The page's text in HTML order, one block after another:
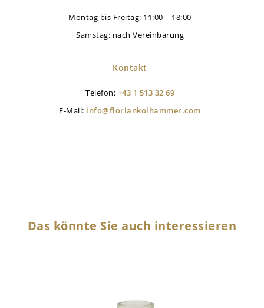
Montag bis Freitag: 11:00 – 18:00
Samstag: nach Vereinbarung
Kontakt
Telefon: +43 1 513 32 69
E-Mail: info@floriankolhammer.com
Das könnte Sie auch interessieren